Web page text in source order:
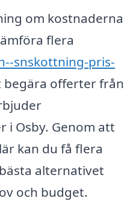
om kostnaderna
flera
snskottning-pris-
begära offerter från
i Osby. Genom att
kan du få flera
alternativet
och budget.